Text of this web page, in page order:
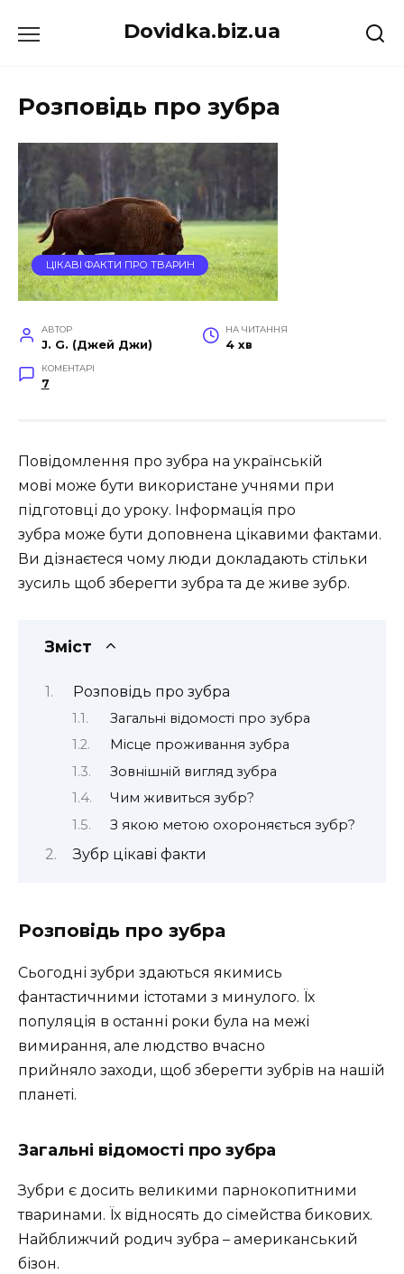
до
Dovidka.biz.ua
Розповідь про зубра
ЦІКАВІ ФАКТИ ПРО ТВАРИН
АВТОР
J. G. (Джей Джи)
НА ЧИТАННЯ
4 хв
КОМЕНТАРІ
7
Повідомлення про зубра на українській
мові може бути використане учнями при
підготовці до уроку. Інформація про
зубра може бути доповнена цікавими фактами.
Ви дізнаєтеся чому люди докладають стільки
зусиль щоб зберегти зубра та де живе зубр.
Зміст
Розповідь про зубра
Загальні відомості про зубра
Місце проживання зубра
Зовнішній вигляд зубра
Чим живиться зубр?
З якою метою охороняється зубр?
Зубр цікаві факти
Розповідь про зубра
Сьогодні зубри здаються якимись
фантастичними істотами з минулого. Їх
популяція в останні роки була на межі
вимирання, але людство вчасно
прийняло заходи, щоб зберегти зубрів на нашій
планеті.
Загальні відомості про зубра
Зубри є досить великими парнокопитними
тваринами. Їх відносять до сімейства бикових.
Найближчий родич зубра – американський
бізон.